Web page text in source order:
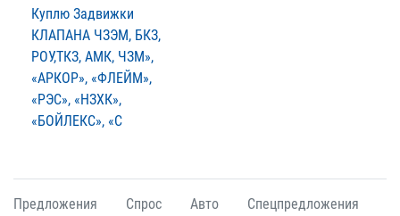
Куплю Задвижки
КЛАПАНА ЧЗЭМ, БКЗ,
РОУ,ТКЗ, АМК, ЧЗМ»,
«АРКОР», «ФЛЕЙМ»,
«РЭС», «НЗХК»,
«БОЙЛЕКС», «С
Предложения Спрос Авто Спецпредложения